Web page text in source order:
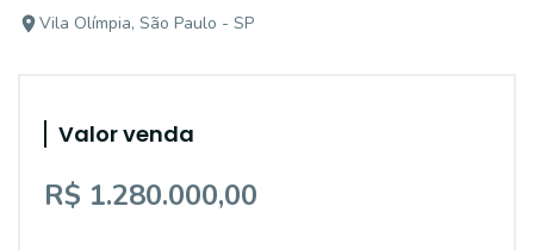
Vila Olímpia, São Paulo - SP
Valor venda
R$ 1.280.000,00